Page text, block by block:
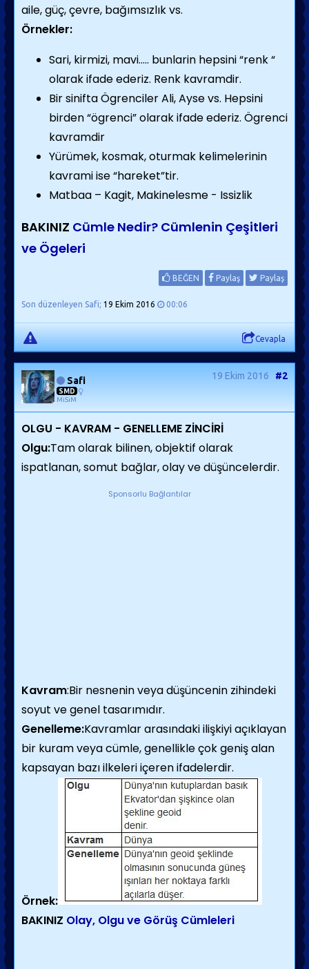
aile, güç, çevre, bağımsızlık vs.
Örnekler:
Sari, kirmizi, mavi….. bunlarin hepsini “renk “
olarak ifade ederiz. Renk kavramdir.
Bir sinifta Ögrenciler Ali, Ayse vs. Hepsini
birden “ögrenci” olarak ifade ederiz. Ögrenci
kavramdir
Yürümek, kosmak, oturmak kelimelerinin
kavrami ise “hareket”tir.
Matbaa – Kagit, Makinelesme - Issizlik
BAKINIZ Cümle Nedir? Cümlenin Çeşitleri
ve Ögeleri
BEĞEN Paylaş Paylaş
Son düzenleyen Safi; 19 Ekim 2016 00:06
Cevapla
Safi
SMD
MiSiM
19 Ekim 2016 #2
OLGU - KAVRAM - GENELLEME ZİNCİRİ
Olgu:Tam olarak bilinen, objektif olarak
ispatlanan, somut bağlar, olay ve düşüncelerdir.
Sponsorlu Bağlantılar
Kavram:Bir nesnenin veya düşüncenin zihindeki
soyut ve genel tasarımıdır.
Genelleme:Kavramlar arasındaki ilişkiyi açıklayan
bir kuram veya cümle, genellikle çok geniş alan
kapsayan bazı ilkeleri içeren ifadeler­dir.
Örnek:
BAKINIZ Olay, Olgu ve Görüş Cümleleri